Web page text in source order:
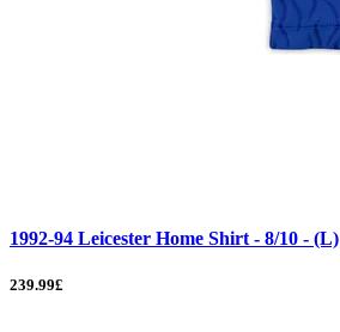
1992-94 Leicester Home Shirt - 8/10 - (L)
239.99£